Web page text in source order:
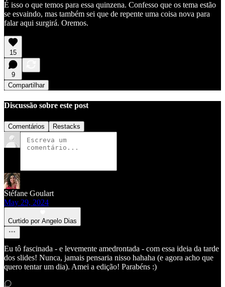
É isso o que temos para essa quinzena. Confesso que os tema estão
se esvaindo, mas também sei que de repente uma coisa nova para
falar aqui surgirá. Oremos.
15
9
Compartilhar
Discussão sobre este post
Comentários Restacks
Stéfane Goulart
May 29, 2024
Curtido por Angelo Dias
Eu tô fascinada - e levemente amedrontada - com essa ideia da tarde
dos slides! Nunca, jamais pensaria nisso hahaha (e agora acho que
quero tentar um dia). Amei a edição! Parabéns :)